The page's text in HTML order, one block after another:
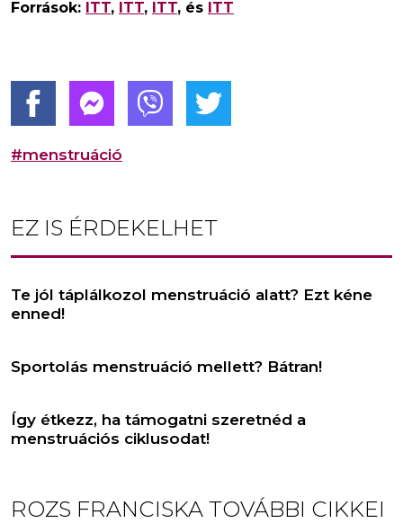
Források: ITT, ITT, ITT, és ITT
#menstruáció
EZ IS ÉRDEKELHET
Te jól táplálkozol menstruáció alatt? Ezt kéne
enned!
Sportolás menstruáció mellett? Bátran!
Így étkezz, ha támogatni szeretnéd a
menstruációs ciklusodat!
ROZS FRANCISKA TOVÁBBI CIKKEI